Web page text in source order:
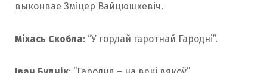
выконвае Зміцер Вайцюшкевіч.
Міхась Скобла: “У гордай гаротнай Гародні”.